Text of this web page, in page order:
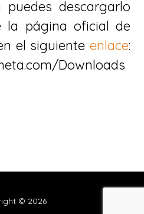
descargarlo
la página oficial de
el siguiente enlace:
Downloads
© 2026